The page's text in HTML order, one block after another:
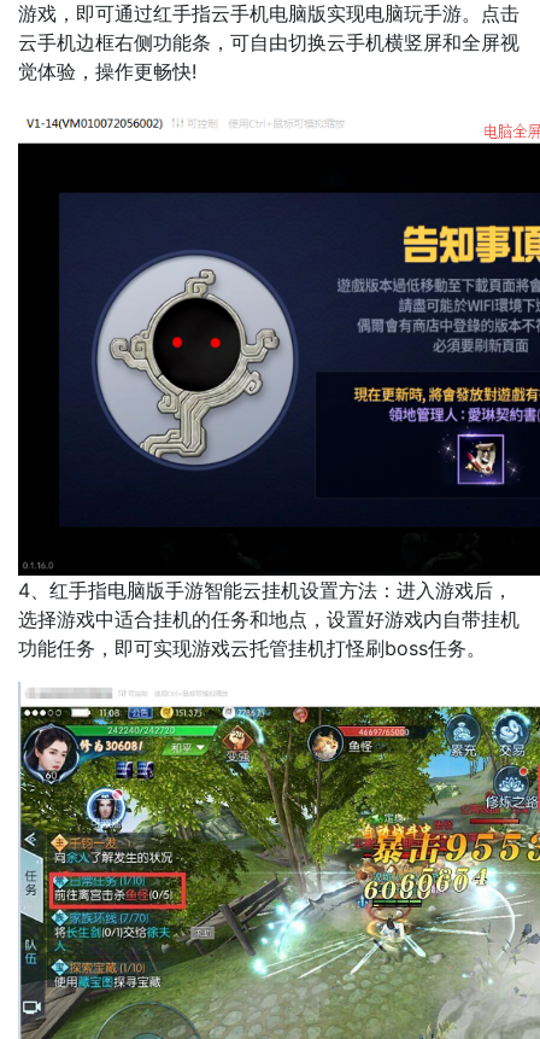
游戏，即可通过红手指云手机电脑版实现电脑玩手游。点击
云手机边框右侧功能条，可自由切换云手机横竖屏和全屏视
觉体验，操作更畅快!
4、红手指电脑版手游智能云挂机设置方法：进入游戏后，
选择游戏中适合挂机的任务和地点，设置好游戏内自带挂机
功能任务，即可实现游戏云托管挂机打怪刷boss任务。